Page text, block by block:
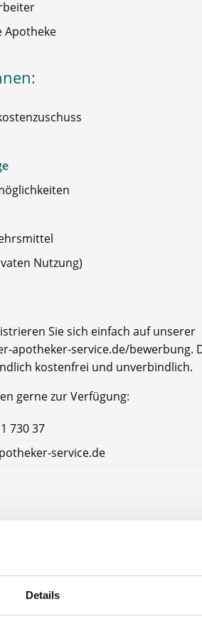
Details
Apotheke
Nutzung)
Sie sich einfach auf unserer
apotheker-service.de/bewerbung.
kostenfrei und unverbindlich.
gerne zur Verfügung:
730 37
service.de
Lausitz